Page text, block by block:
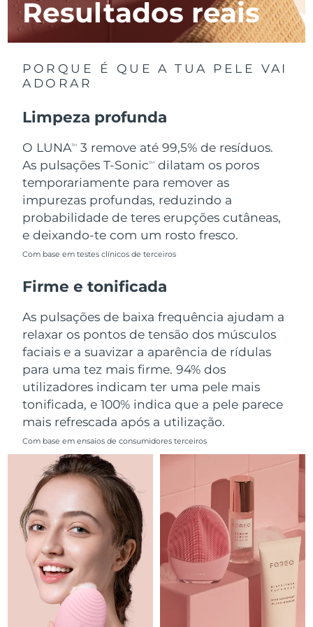
Resultados reais
PORQUE É QUE A TUA PELE VAI
ADORAR
Limpeza profunda
O LUNATM
3 remove até 99,5% de resíduos.
As pulsações T-SonicTM
dilatam os poros
temporariamente para remover as
impurezas profundas, reduzindo a
probabilidade de teres erupções cutâneas,
e deixando-te com um rosto fresco.
Com base em testes clínicos de terceiros
Firme e tonificada
As pulsações de baixa frequência ajudam a
relaxar os pontos de tensão dos músculos
faciais e a suavizar a aparência de rídulas
para uma tez mais firme. 94% dos
utilizadores indicam ter uma pele mais
tonificada, e 100% indica que a pele parece
mais refrescada após a utilização.
Com base em ensaios de consumidores terceiros
Luxemburgo Entrega prevista8/8/26
Macau, RAE da
China
Malta
México Entrega prevista8/12/26
Mônaco Entrega prevista
Países Baixos Entrega prevista 8/8/26
Nova Zelândia
Noruega
Omã Entrega prevista8/11/26
Filipinas Entrega prevista8/11/26
Polônia Entrega prevista
Portugal Entrega prevista
Porto Rico Entrega prevista8/10/26
Catar Entrega prevista
Reunião Entrega prevista
Romênia Entrega prevista8/8/26
Rússia Entrega prevista 8/16/26
Arábia Saudita